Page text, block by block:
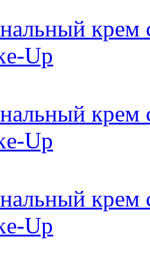
Up
Up
Up